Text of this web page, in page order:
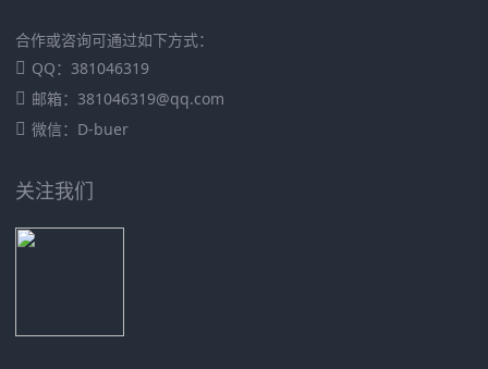
合作或咨询可通过如下方式：
QQ：381046319
邮箱：381046319@qq.com
微信：D-buer
关注我们